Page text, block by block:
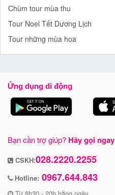
Chùm tour mùa thu
Tour Noel Tết Dương Lịch
Tour những mùa hoa
Ứng dụng di động
Bạn cần trợ giúp? Hãy gọi ngay
CSKH:028.2220.2255
Hotline: 0967.644.843